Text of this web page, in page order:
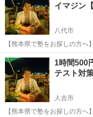
イマジン
八代市
【熊本県で塾をお探しの方へ】 ☆月額15000円で、週5回通塾できま
す！ 他では得られないお得なプランです。 ★毎
熊本 八代市 塾
1時間500
テスト対
人吉市
【熊本県で塾をお探しの方へ】 ☆月額15000円で、週5回通塾できま